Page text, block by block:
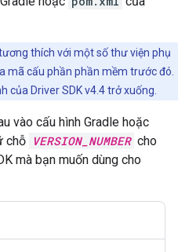
thích với một số thư viện phụ
mã cấu phần phần mềm trước đó.
của Driver SDK v4.4 trở xuống.
vào cấu hình Gradle hoặc
chỗ VERSION_NUMBER cho
mà bạn muốn dùng cho